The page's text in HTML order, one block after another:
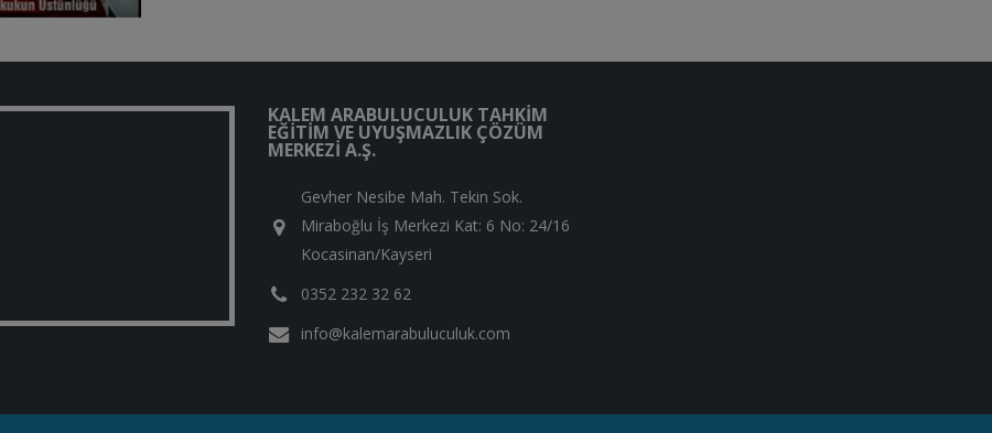
KALEM ARABULUCULUK TAHKIM
EĞITIM VE UYUŞMAZLIK ÇÖZÜM
MERKEZI A.Ş.
Gevher Nesibe Mah. Tekin Sok.
Miraboğlu İş Merkezi Kat: 6 No: 24/16
Kocasinan/Kayseri
0352 232 32 62
info@kalemarabuluculuk.com